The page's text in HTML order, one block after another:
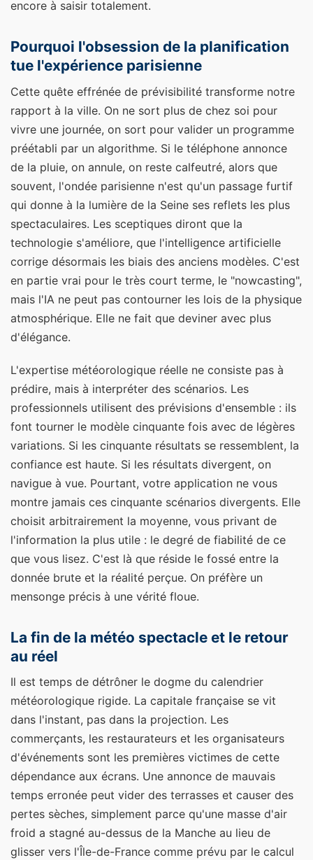
encore à saisir totalement.
Pourquoi l'obsession de la planification
tue l'expérience parisienne
Cette quête effrénée de prévisibilité transforme notre
rapport à la ville. On ne sort plus de chez soi pour
vivre une journée, on sort pour valider un programme
préétabli par un algorithme. Si le téléphone annonce
de la pluie, on annule, on reste calfeutré, alors que
souvent, l'ondée parisienne n'est qu'un passage furtif
qui donne à la lumière de la Seine ses reflets les plus
spectaculaires. Les sceptiques diront que la
technologie s'améliore, que l'intelligence artificielle
corrige désormais les biais des anciens modèles. C'est
en partie vrai pour le très court terme, le "nowcasting",
mais l'IA ne peut pas contourner les lois de la physique
atmosphérique. Elle ne fait que deviner avec plus
d'élégance.
L'expertise météorologique réelle ne consiste pas à
prédire, mais à interpréter des scénarios. Les
professionnels utilisent des prévisions d'ensemble : ils
font tourner le modèle cinquante fois avec de légères
variations. Si les cinquante résultats se ressemblent, la
confiance est haute. Si les résultats divergent, on
navigue à vue. Pourtant, votre application ne vous
montre jamais ces cinquante scénarios divergents. Elle
choisit arbitrairement la moyenne, vous privant de
l'information la plus utile : le degré de fiabilité de ce
que vous lisez. C'est là que réside le fossé entre la
donnée brute et la réalité perçue. On préfère un
mensonge précis à une vérité floue.
La fin de la météo spectacle et le retour
au réel
Il est temps de détrôner le dogme du calendrier
météorologique rigide. La capitale française se vit
dans l'instant, pas dans la projection. Les
commerçants, les restaurateurs et les organisateurs
d'événements sont les premières victimes de cette
dépendance aux écrans. Une annonce de mauvais
temps erronée peut vider des terrasses et causer des
pertes sèches, simplement parce qu'une masse d'air
froid a stagné au-dessus de la Manche au lieu de
glisser vers l'Île-de-France comme prévu par le calcul